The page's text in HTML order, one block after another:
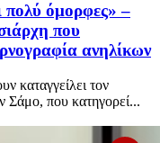
πολύ όμορφες» –
που
ανηλίκων
καταγγείλει τον
Σάμο, που κατηγορεί...